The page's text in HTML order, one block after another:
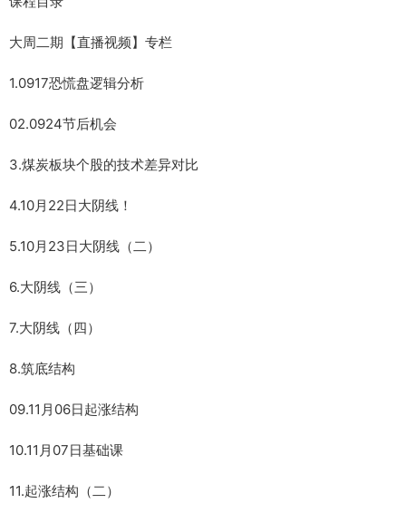
大周二期【直播视频】专栏
1.0917恐慌盘逻辑分析
02.0924节后机会
3.煤炭板块个股的技术差异对比
4.10月22日大阴线！
5.10月23日大阴线（二）
6.大阴线（三）
7.大阴线（四）
8.筑底结构
09.11月06日起涨结构
10.11月07日基础课
11.起涨结构（二）